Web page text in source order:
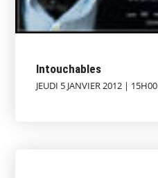
Intouchables
JEUDI 5 JANVIER 2012 | 15H00